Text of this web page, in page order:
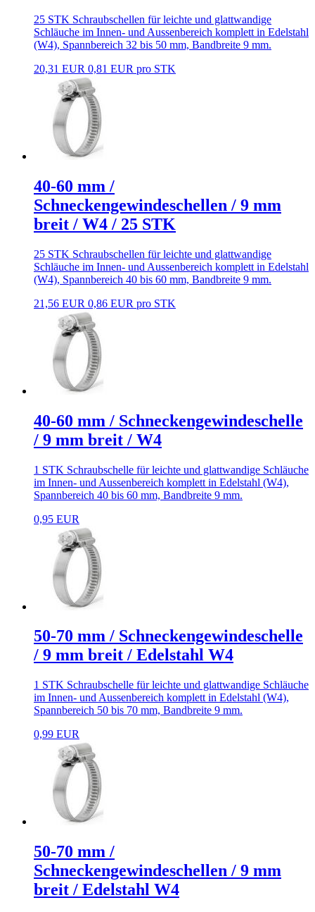
25 STK Schraubschellen für leichte und glattwandige
Schläuche im Innen- und Aussenbereich komplett in Edelstahl
(W4), Spannbereich 32 bis 50 mm, Bandbreite 9 mm.
20,31 EUR 0,81 EUR pro STK
40-60 mm /
Schneckengewindeschellen / 9 mm
breit / W4 / 25 STK
25 STK Schraubschellen für leichte und glattwandige
Schläuche im Innen- und Aussenbereich komplett in Edelstahl
(W4), Spannbereich 40 bis 60 mm, Bandbreite 9 mm.
21,56 EUR 0,86 EUR pro STK
40-60 mm / Schneckengewindeschelle
/ 9 mm breit / W4
1 STK Schraubschelle für leichte und glattwandige Schläuche
im Innen- und Aussenbereich komplett in Edelstahl (W4),
Spannbereich 40 bis 60 mm, Bandbreite 9 mm.
0,95 EUR
50-70 mm / Schneckengewindeschelle
/ 9 mm breit / Edelstahl W4
1 STK Schraubschelle für leichte und glattwandige Schläuche
im Innen- und Aussenbereich komplett in Edelstahl (W4),
Spannbereich 50 bis 70 mm, Bandbreite 9 mm.
0,99 EUR
50-70 mm /
Schneckengewindeschellen / 9 mm
breit / Edelstahl W4